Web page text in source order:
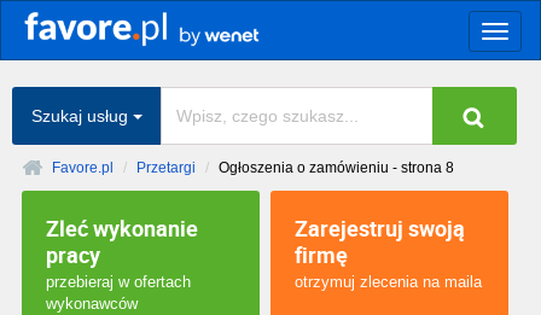
Szukaj usług
Favore.pl Przetargi Ogłoszenia o zamówieniu - strona 8
Zleć wykonanie
pracy
przebieraj w ofertach
wykonawców
Zarejestruj swoją
firmę
otrzymuj zlecenia na maila